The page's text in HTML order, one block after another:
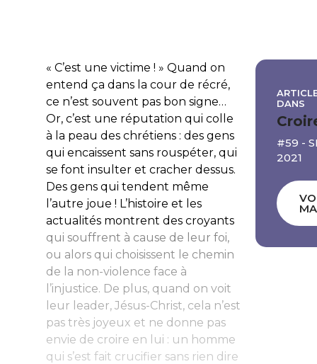
« C’est une victime ! » Quand on
entend ça dans la cour de récré,
ce n’est souvent pas bon signe…
Or, c’est une réputation qui colle
à la peau des chrétiens : des gens
qui encaissent sans rouspéter, qui
se font insulter et cracher dessus.
Des gens qui tendent même
l’autre joue ! L’histoire et les
actualités montrent des croyants
qui souffrent à cause de leur foi,
ou alors qui choisissent le chemin
de la non-violence face à
l’injustice. De plus, quand on voit
leur leader, Jésus-Christ, cela n’est
pas très joyeux et ne donne pas
envie de croire en lui : un homme
qui s’est fait crucifier sans rien dire
DANS
#59 -
2021